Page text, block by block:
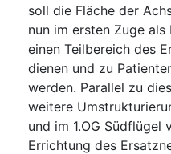
soll die Fläche der
nun im ersten Zuge
einen Teilbereich des
dienen und zu
werden. Parallel zu
weitere
und im 1.OG Südflügel
Errichtung des